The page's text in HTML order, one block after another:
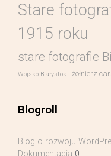
Stare
1915 roku
stare fotografie
Wojsko Białystok żołnierz
Blogroll
Blog o rozwoju